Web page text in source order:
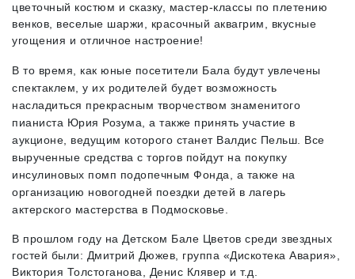
цветочный костюм и сказку, мастер-классы по плетению
венков, веселые шаржи, красочный аквагрим, вкусные
угощения и отличное настроение!
В то время, как юные посетители Бала будут увлечены
спектаклем, у их родителей будет возможность
насладиться прекрасным творчеством знаменитого
пианиста Юрия Розума, а также принять участие в
аукционе, ведущим которого станет Валдис Пельш. Все
вырученные средства с торгов пойдут на покупку
инсулиновых помп подопечным Фонда, а также на
организацию новогодней поездки детей в лагерь
актерского мастерства в Подмосковье.
В прошлом году на Детском Бале Цветов среди звездных
гостей были: Дмитрий Дюжев, группа «Дискотека Авария»,
Виктория Толстоганова, Денис Клявер и т.д.